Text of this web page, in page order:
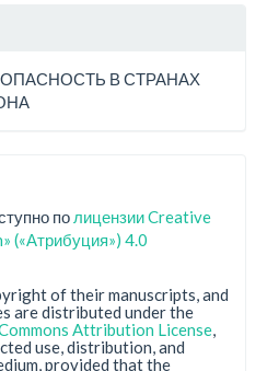
В СТРАНАХ
по лицензии Creative
(«Атрибуция») 4.0
of their manuscripts, and
are distributed under the
Attribution License,
use, distribution, and
provided that the